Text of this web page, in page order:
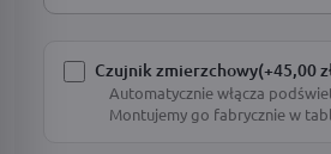
Czujnik zmierzchowy(+45,00
Automatycznie włącza
Montujemy go fabrycznie w